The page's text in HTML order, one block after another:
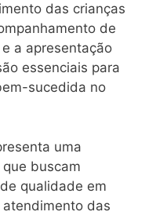
das crianças
de
a apresentação
essenciais para
sucedida no
uma
buscam
qualidade em
das